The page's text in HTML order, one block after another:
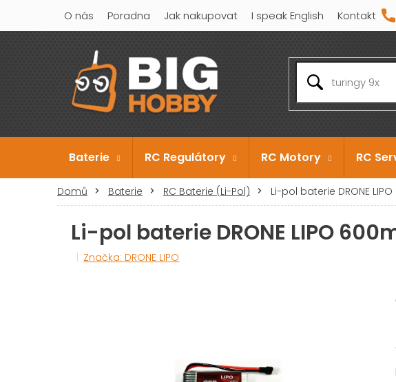
obsah
O nás Poradna Jak nakupovat I speak English Kontakt
Baterie RC Regulátory RC Motory RC
Domů Baterie RC Baterie (Li-Pol) Li-pol baterie DRONE
Li-pol baterie DRONE LIPO
Značka: DRONE LIPO